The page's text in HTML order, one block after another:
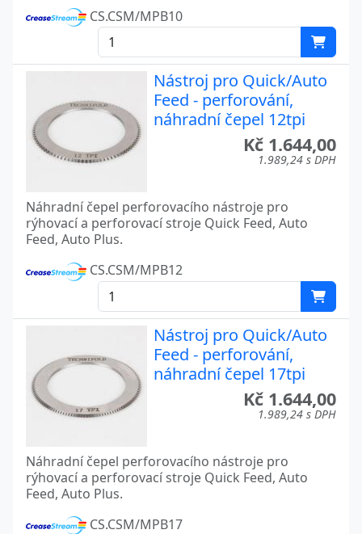
CS.CSM/MPB10
Nástroj pro Quick/Auto
Feed - perforování,
náhradní čepel 12tpi
Kč 1.644,00
1.989,24 s DPH
Náhradní čepel perforovacího nástroje pro
rýhovací a perforovací stroje Quick Feed, Auto
Feed, Auto Plus.
CS.CSM/MPB12
Nástroj pro Quick/Auto
Feed - perforování,
náhradní čepel 17tpi
Kč 1.644,00
1.989,24 s DPH
Náhradní čepel perforovacího nástroje pro
rýhovací a perforovací stroje Quick Feed, Auto
Feed, Auto Plus.
CS.CSM/MPB17